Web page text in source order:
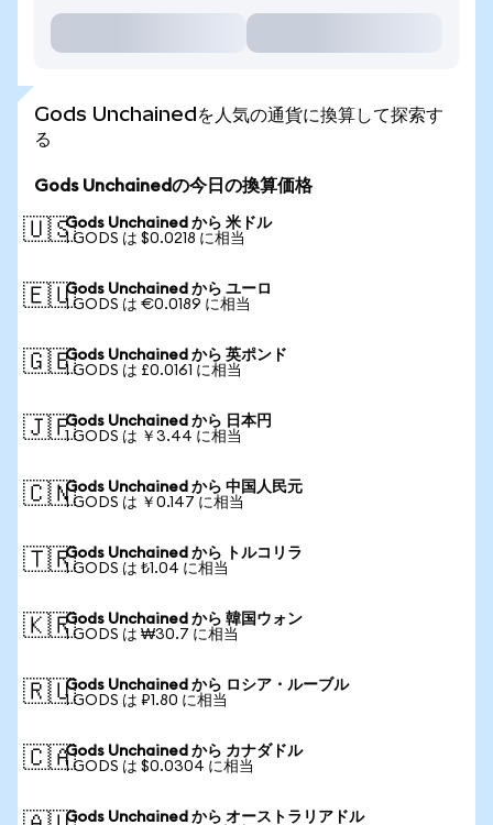
Gods Unchainedを人気の通貨に換算して探索す
る
Gods Unchainedの今日の換算価格
🇺🇸Gods Unchained から 米ドル
1 GODS は $0.0218 に相当
🇪🇺Gods Unchained から ユーロ
1 GODS は €0.0189 に相当
🇬🇧Gods Unchained から 英ポンド
1 GODS は £0.0161 に相当
🇯🇵Gods Unchained から 日本円
1 GODS は ￥3.44 に相当
🇨🇳Gods Unchained から 中国人民元
1 GODS は ￥0.147 に相当
🇹🇷Gods Unchained から トルコリラ
1 GODS は ₺1.04 に相当
🇰🇷Gods Unchained から 韓国ウォン
1 GODS は ₩30.7 に相当
🇷🇺Gods Unchained から ロシア・ルーブル
1 GODS は ₽1.80 に相当
🇨🇦Gods Unchained から カナダドル
1 GODS は $0.0304 に相当
Gods Unchained から オーストラリアドル